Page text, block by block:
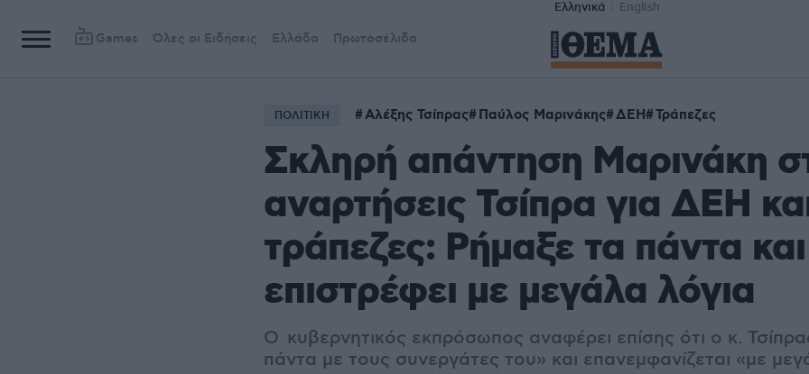
Ελληνικά English
Games Όλες οι Ειδήσεις Ελλάδα Πρωτοσέλιδα
ΠΟΛΙΤΙΚΗ Αλέξης Τσίπρας Παύλος Μαρινάκης ΔΕΗ Τράπεζες
Σκληρή απάντηση Μαρινάκη
αναρτήσεις Τσίπρα για ΔΕΗ
τράπεζες: Ρήμαξε τα πάντα και
επιστρέφει με μεγάλα λόγια
O κυβερνητικός εκπρόσωπος αναφέρει επίσης ότι ο κ.
πάντα με τους συνεργάτες του» και επανεμφανίζεται «με